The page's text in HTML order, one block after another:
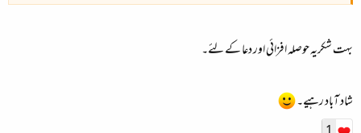
بہت شکریہ حوصلہ افزائی اور دعا کے لئے۔
شاد آباد رہیے۔